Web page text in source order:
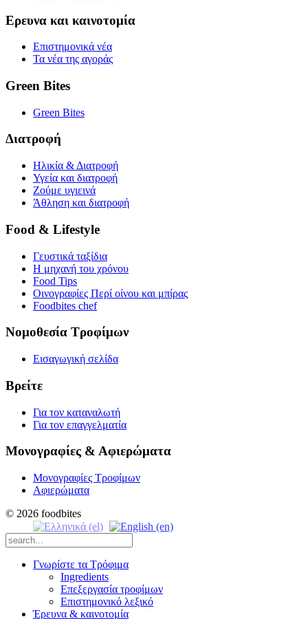
Ερευνα και καινοτομία
Επιστημονικά νέα
Τα νέα της αγοράς
Green Bites
Green Bites
Διατροφή
Ηλικία & Διατροφή
Υγεία και διατροφή
Ζούμε υγιεινά
Άθληση και διατροφή
Food & Lifestyle
Γευστικά ταξίδια
Η μηχανή του χρόνου
Food Tips
Οινογραφίες Περί οίνου και μπίρας
Foodbites chef
Νομοθεσία Τροφίμων
Εισαγωγική σελίδα
Βρείτε
Για τον καταναλωτή
Για τον επαγγελματία
Μονογραφίες & Αφιερώματα
Μονογραφίες Τροφίμων
Αφιερώματα
© 2026 foodbites
Γνωρίστε τα Τρόφιμα
Ingredients
Επεξεργασία τροφίμων
Επιστημονικό λεξικό
Έρευνα & καινοτομία